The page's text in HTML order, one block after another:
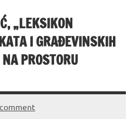
„LEKSIKON
I GRAĐEVINSKIH
PROSTORU